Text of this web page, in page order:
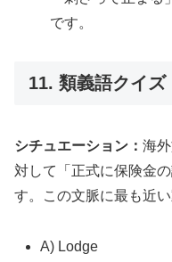
です。
11. 類義語クイズ
シチュエーション： 海
対して「正式に保険金
す。この文脈に最も近
A) Lodge